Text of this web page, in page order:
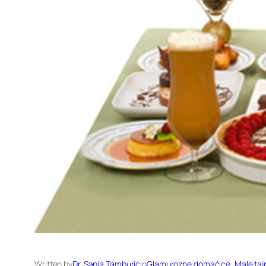
Written byDr. Sanja TamburićinGlamurozne domaćice Male